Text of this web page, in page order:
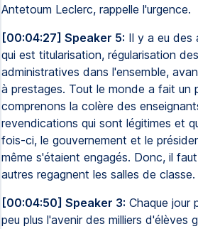
Antetoum Leclerc, rappelle l'urgence.
[00:04:27] Speaker 5: Il y a eu des
qui est titularisation, régularisation
administratives dans l'ensemble,
à prestages. Tout le monde a fait un
comprenons la colère des
revendications qui sont légitimes et
fois-ci, le gouvernement et le
même s'étaient engagés. Donc, il
autres regagnent les salles de classe.
[00:04:50] Speaker 3: Chaque jour
peu plus l'avenir des milliers d'élèves